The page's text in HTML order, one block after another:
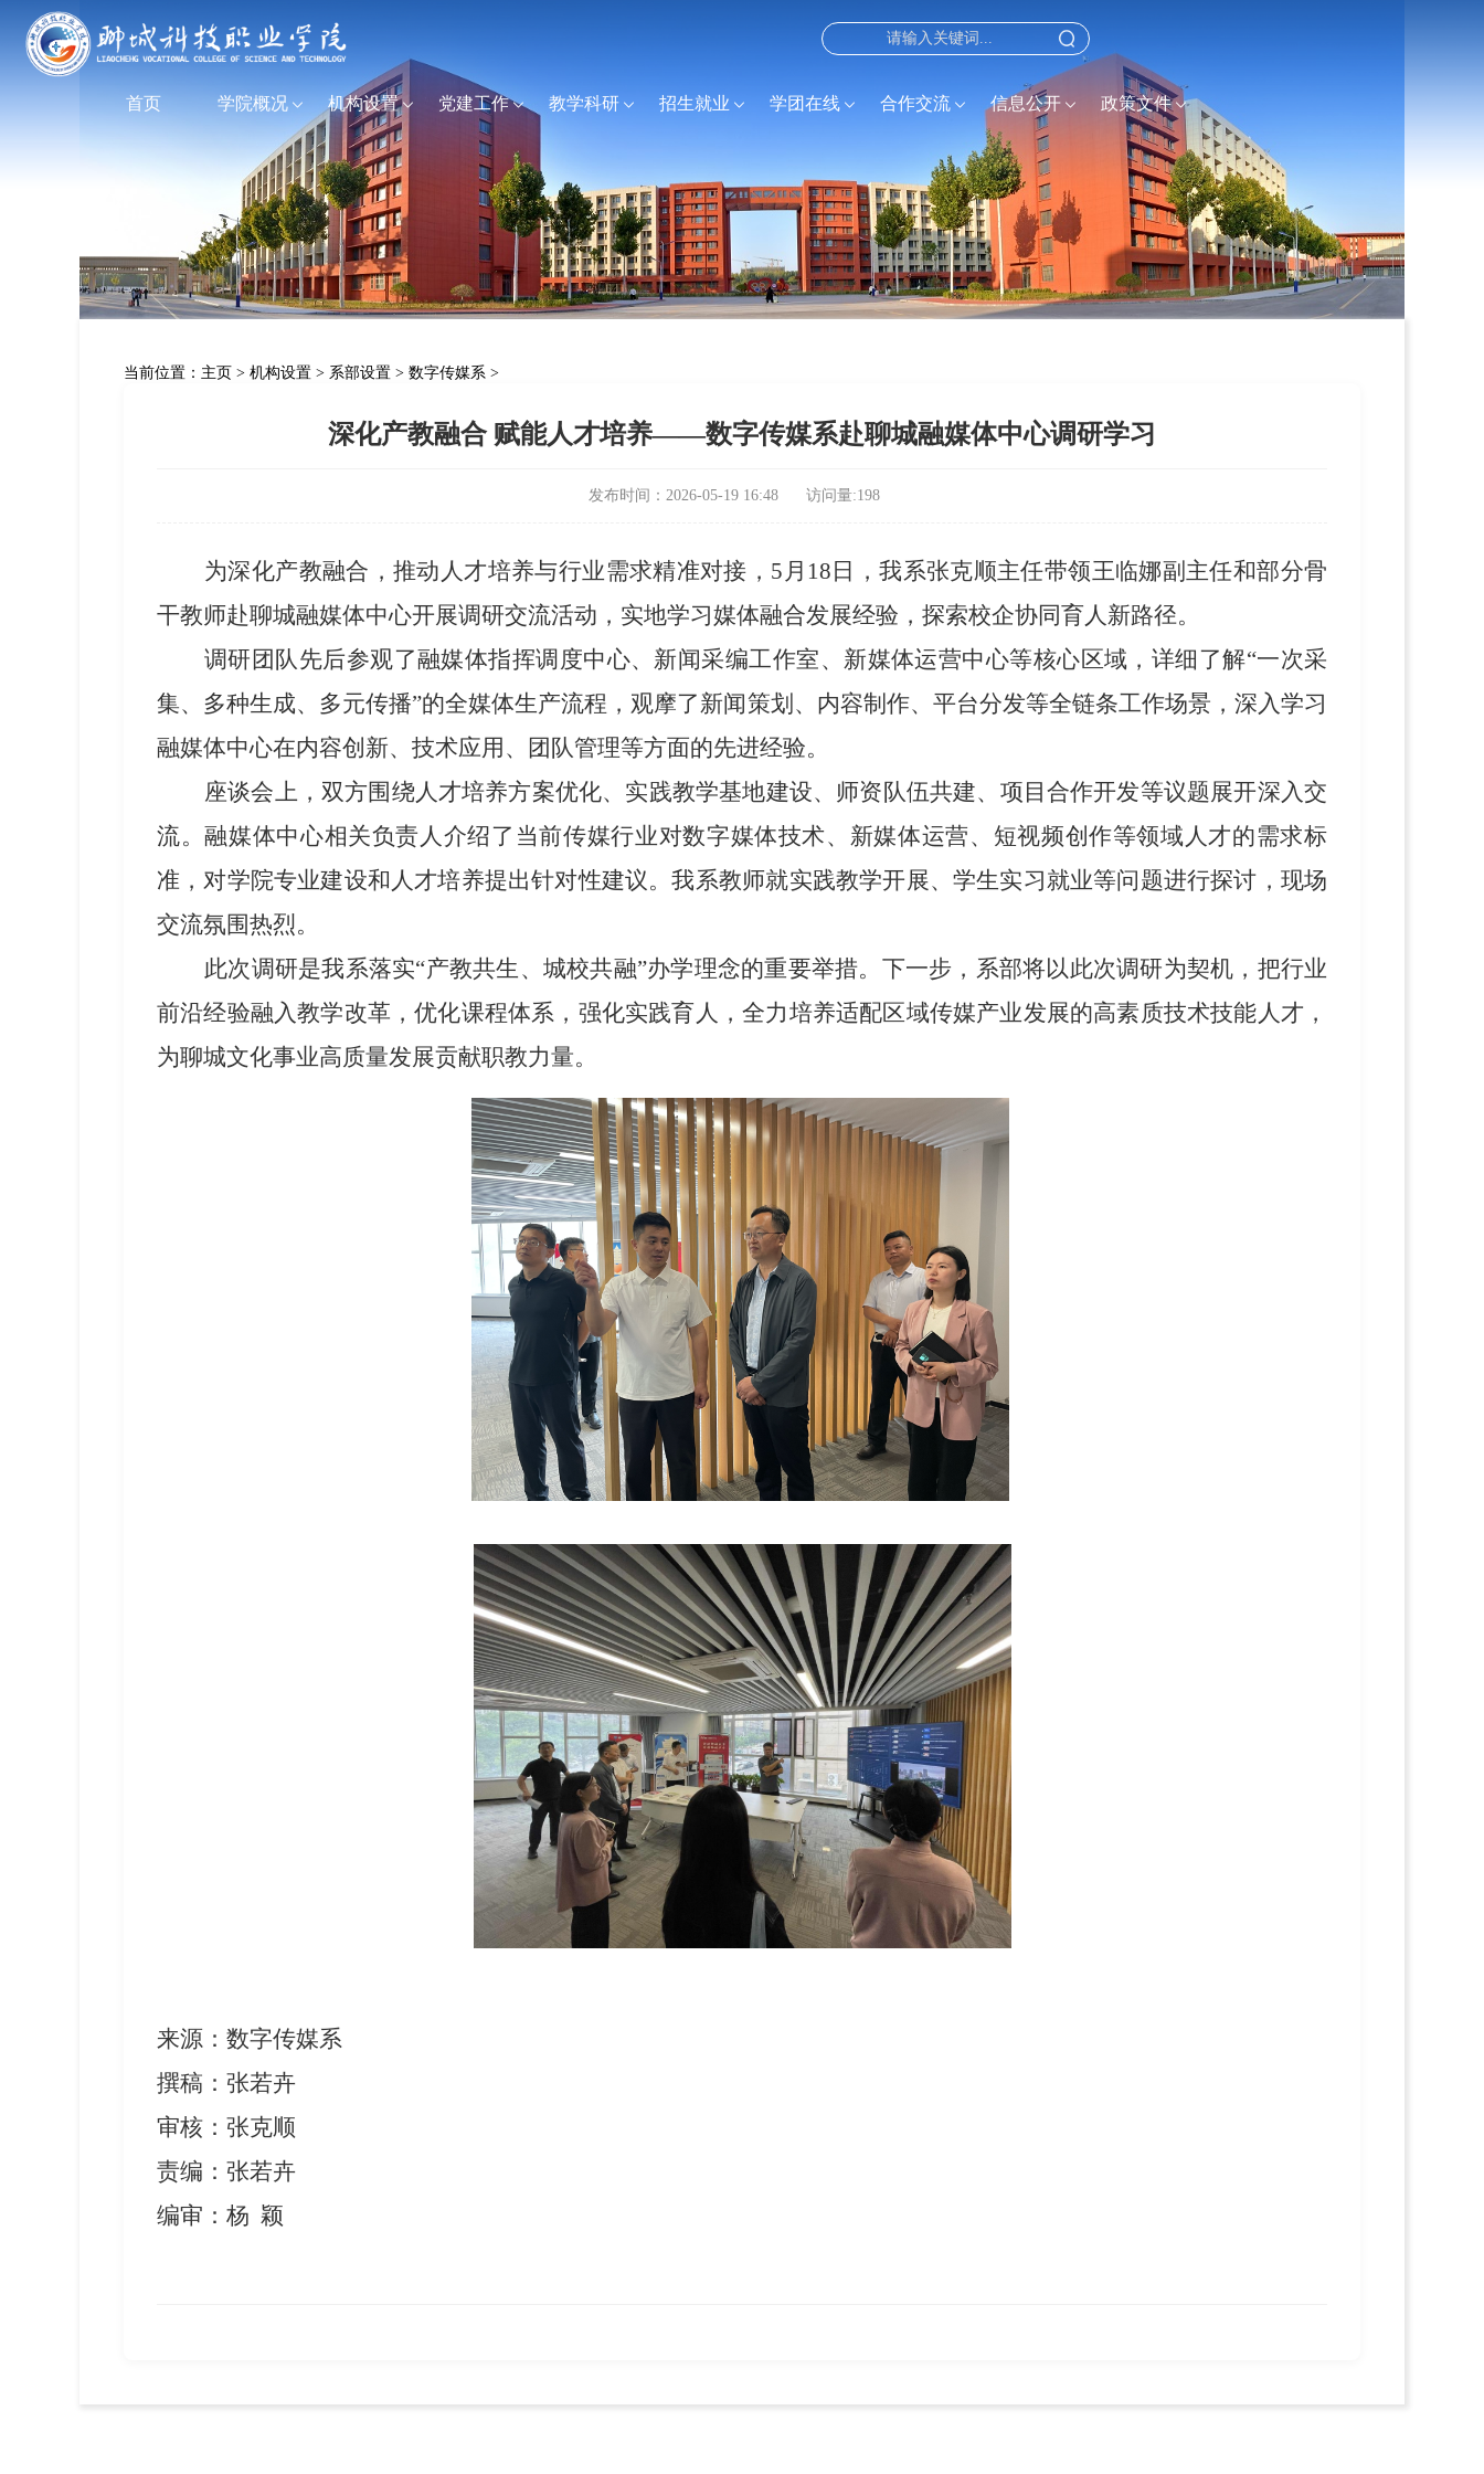
首页 学院概况 机构设置 党建工作 教学科研 招生就业 学团在线 合作交流 信息公开 政策文件
当前位置： 主页 > 机构设置 > 系部设置 > 数字传媒系 >
深化产教融合 赋能人才培养——数字传媒系赴聊城融媒体中心调研学习
发布时间：2026-05-19 16:48 访问量:198
为深化产教融合，推动人才培养与行业需求精准对接， 5月18日，我系张克顺主任带领王临娜副主任和部分骨
干教师赴聊城融媒体中心开展调研交流活动，实地学习媒体融合发展经验，探索校企协同育人新路径。
调研团队先后参观了融媒体指挥调度中心、新闻采编工作室、新媒体运营中心等核心区域，详细了解“一次采
集、多种生成、多元传播”的全媒体生产流程，观摩了新闻策划、内容制作、平台分发等全链条工作场景，深入学习
融媒体中心在内容创新、技术应用、团队管理等方面的先进经验。
座谈会上，双方围绕人才培养方案优化、实践教学基地建设、师资队伍共建、项目合作开发等议题展开深入交
流。融媒体中心相关负责人介绍了当前传媒行业对数字媒体技术、新媒体运营、短视频创作等领域人才的需求标
准，对学院专业建设和人才培养提出针对性建议。我系教师就实践教学开展、学生实习就业等问题进行探讨 ，现场
交流氛围热烈。
此次调研是我系落实“产教共生、城校共融”办学理念的重要举措。下一步，系部将以此次调研为契机，把行业
前沿经验融入教学改革，优化课程体系，强化实践育人，全力培养适配区域传媒产业发展的高素质技术技能人才，
为聊城文化事业高质量发展贡献职教力量。
来源 ： 数字传媒系
撰稿：张若卉
审核：张克顺
责编：张若卉
编审：杨 颖